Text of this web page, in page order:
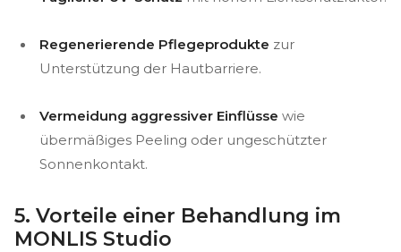
Regenerierende Pflegeprodukte zur
Unterstützung der Hautbarriere.
Vermeidung aggressiver Einflüsse wie
übermäßiges Peeling oder ungeschützter
Sonnenkontakt.
5. Vorteile einer Behandlung im
MONLIS Studio